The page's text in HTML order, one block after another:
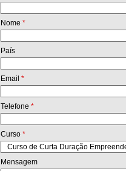
Nome *
País
Email *
Telefone *
Curso *
Mensagem